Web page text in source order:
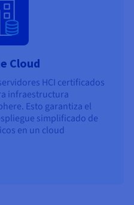
Cloud
HCI certificados
infraestructura
Esto garantiza el
simplificado de
en un cloud